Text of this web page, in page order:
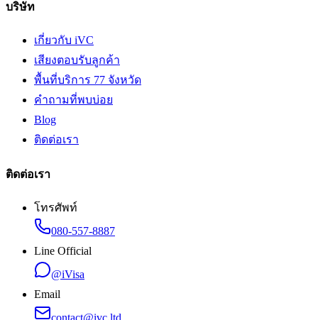
บริษัท
เกี่ยวกับ iVC
เสียงตอบรับลูกค้า
พื้นที่บริการ 77 จังหวัด
คำถามที่พบบ่อย
Blog
ติดต่อเรา
ติดต่อเรา
โทรศัพท์
080-557-8887
Line Official
@iVisa
Email
contact@ivc.ltd